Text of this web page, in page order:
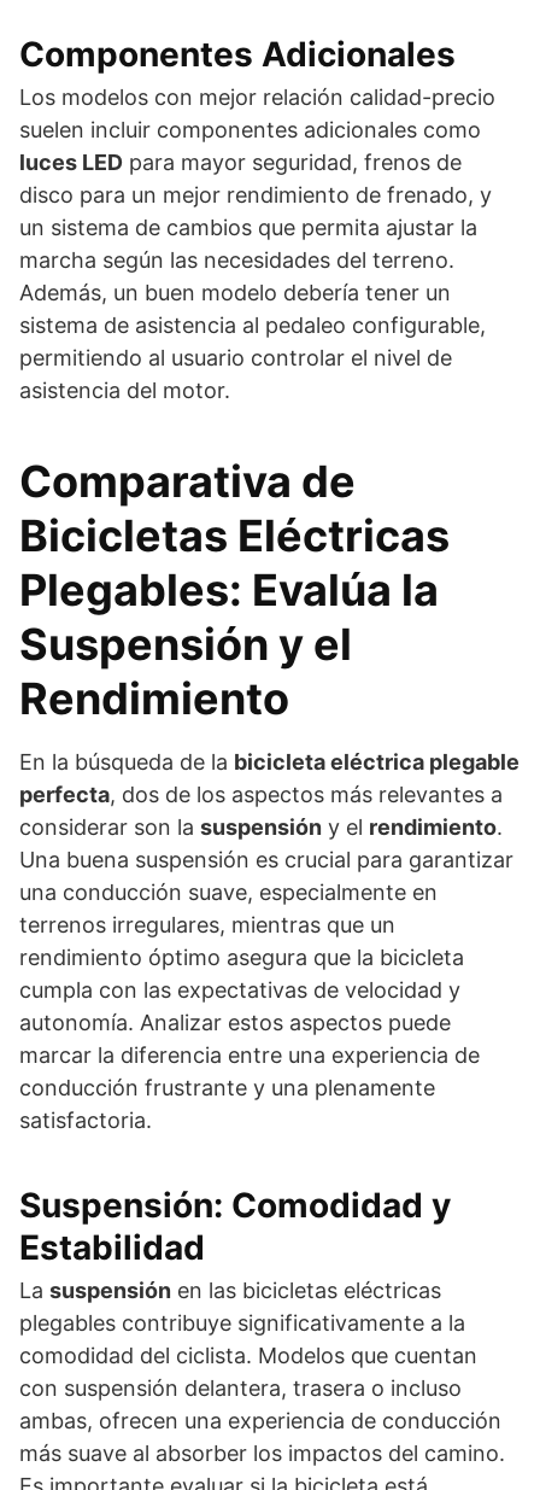
Componentes Adicionales
Los modelos con mejor relación calidad-precio
suelen incluir componentes adicionales como
luces LED para mayor seguridad, frenos de
disco para un mejor rendimiento de frenado, y
un sistema de cambios que permita ajustar la
marcha según las necesidades del terreno.
Además, un buen modelo debería tener un
sistema de asistencia al pedaleo configurable,
permitiendo al usuario controlar el nivel de
asistencia del motor.
Comparativa de
Bicicletas Eléctricas
Plegables: Evalúa la
Suspensión y el
Rendimiento
En la búsqueda de la bicicleta eléctrica plegable
perfecta, dos de los aspectos más relevantes a
considerar son la suspensión y el rendimiento.
Una buena suspensión es crucial para garantizar
una conducción suave, especialmente en
terrenos irregulares, mientras que un
rendimiento óptimo asegura que la bicicleta
cumpla con las expectativas de velocidad y
autonomía. Analizar estos aspectos puede
marcar la diferencia entre una experiencia de
conducción frustrante y una plenamente
satisfactoria.
Suspensión: Comodidad y
Estabilidad
La suspensión en las bicicletas eléctricas
plegables contribuye significativamente a la
comodidad del ciclista. Modelos que cuentan
con suspensión delantera, trasera o incluso
ambas, ofrecen una experiencia de conducción
más suave al absorber los impactos del camino.